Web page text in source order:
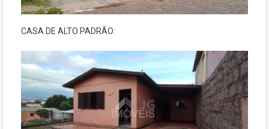
CASA DE ALTO PADRÃO: